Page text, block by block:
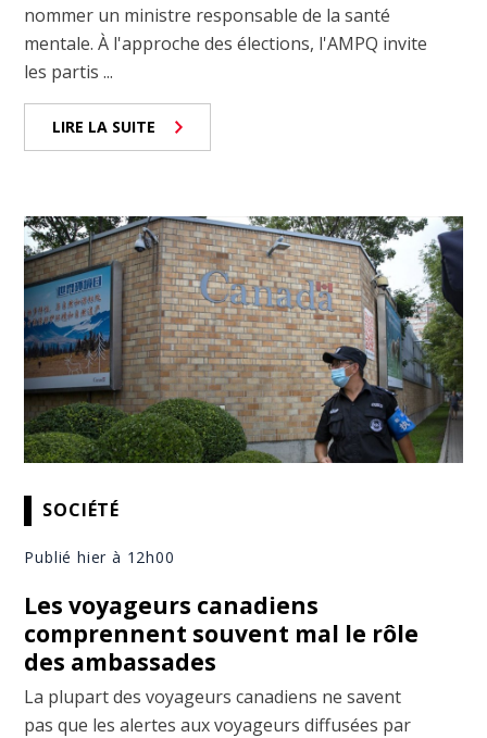
nommer un ministre responsable de la santé
mentale. À l'approche des élections, l'AMPQ invite
les partis ...
LIRE LA SUITE
SOCIÉTÉ
Publié hier à 12h00
Les voyageurs canadiens
comprennent souvent mal le rôle
des ambassades
La plupart des voyageurs canadiens ne savent
pas que les alertes aux voyageurs diffusées par